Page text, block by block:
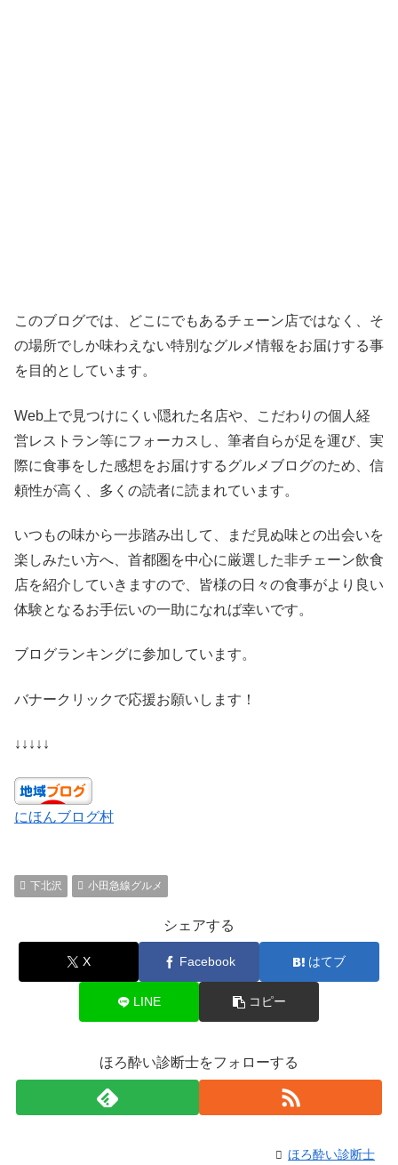
このブログでは、どこにでもあるチェーン店ではなく、そ
の場所でしか味わえない特別なグルメ情報をお届けする事
を目的としています。
Web上で見つけにくい隠れた名店や、こだわりの個人経
営レストラン等にフォーカスし、筆者自らが足を運び、実
際に食事をした感想をお届けするグルメブログのため、信
頼性が高く、多くの読者に読まれています。
いつもの味から一歩踏み出して、まだ見ぬ味との出会いを
楽しみたい方へ、首都圏を中心に厳選した非チェーン飲食
店を紹介していきますので、皆様の日々の食事がより良い
体験となるお手伝いの一助になれば幸いです。
ブログランキングに参加しています。
バナークリックで応援お願いします！
↓↓↓↓↓
にほんブログ村
下北沢 小田急線グルメ
シェアする
X Facebook はてブ
LINE コピー
ほろ酔い診断士をフォローする
ほろ酔い診断士